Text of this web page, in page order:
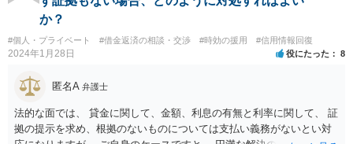
か？
#個人・プライベート #借金返済の相談・交渉 #時効の援用 #信用情報回復
2024年1月28日 役にたった 8
匿名A 弁護士
法的な面では、 貸金に関して、金額、利息の有無と利率に関して、 証
拠の提示を求め、根拠のないものについては支払い義務がないとい対